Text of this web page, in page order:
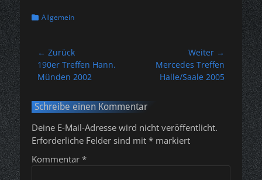
Kategorien
Allgemein
Beitragsnavigation
← Zurück
Vorheriger
Beitrag:
190er Treffen Hann.
Münden 2002
Weiter →
Nächster
Beitrag:
Mercedes Treffen
Halle/Saale 2005
Schreibe einen Kommentar
Deine E-Mail-Adresse wird nicht veröffentlicht.
Erforderliche Felder sind mit * markiert
Kommentar *